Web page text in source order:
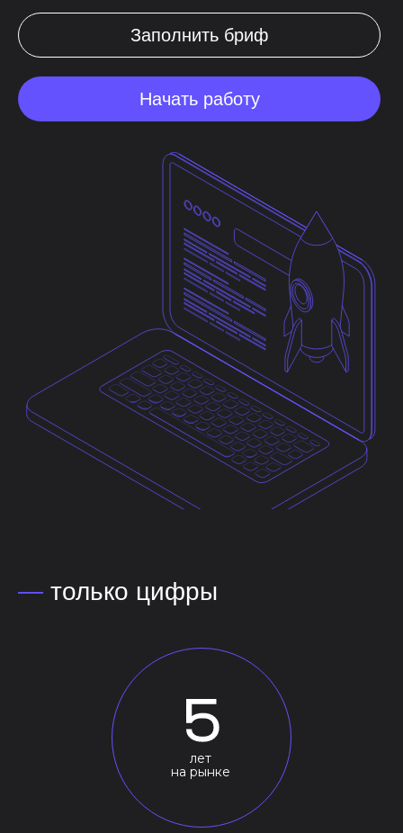
Начать работу
Заполнить бриф
— только цифры
лет
на рынке